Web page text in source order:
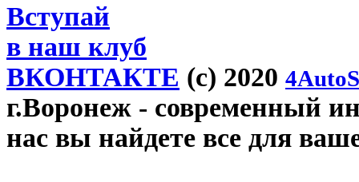
Вступай
в наш клуб
ВКОНТАКТЕ (c) 2020
г.Воронеж - современный
нас вы найдете все для